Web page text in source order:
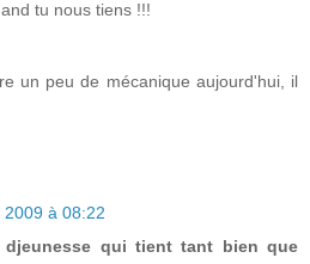
tu nous tiens !!!
un peu de mécanique aujourd'hui, il
2009 à 08:22
djeunesse qui tient tant bien que